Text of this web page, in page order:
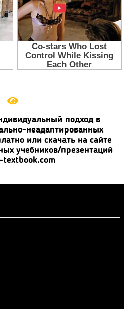
подход в
неадаптированных
или скачать на сайте
учебников/презентаций
textbook.com